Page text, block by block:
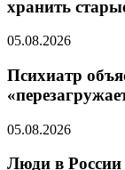
хранить
05.08.2026
Психиатр
05.08.2026
Люди в